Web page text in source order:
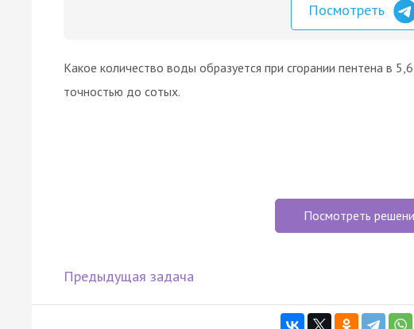
Посмотреть
Какое количество воды образуется при сгорании пентена в
точностью до сотых.
Посмотреть
Предыдущая задача